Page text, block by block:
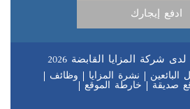
المزايا القابضة 2026
البائعين نشرة المزايا
وظائف
صديقة
خارطة الموقع